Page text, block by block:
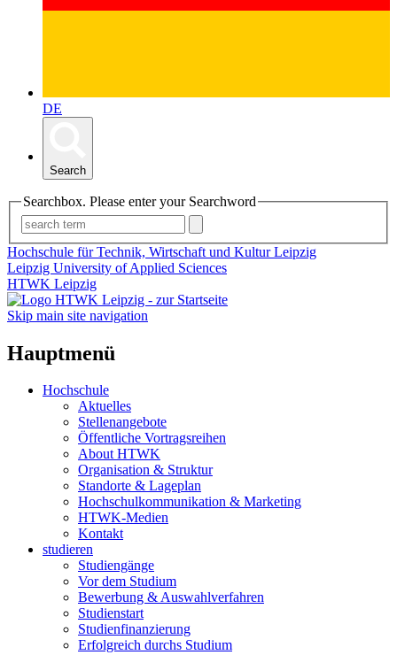
DE
Search
Searchbox. Please enter your Searchword
Hochschule für Technik, Wirtschaft und Kultur Leipzig
Leipzig University of Applied Sciences
HTWK Leipzig
Skip main site navigation
Hauptmenü
Hochschule
Aktuelles
Stellenangebote
Öffentliche Vortragsreihen
About HTWK
Organisation & Struktur
Standorte & Lageplan
Hochschulkommunikation & Marketing
HTWK-Medien
Kontakt
studieren
Studiengänge
Vor dem Studium
Bewerbung & Auswahlverfahren
Studienstart
Studienfinanzierung
Erfolgreich durchs Studium